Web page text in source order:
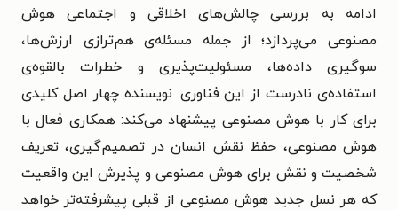
ادامه به بررسی چالش‌های اخلاقی و اجتماعی هوش
مصنوعی می‌پردازد؛ از جمله مسئله‌ی هم‌ترازی ارزش‌ها،
سوگیری داده‌ها، مسئولیت‌پذیری و خطرات بالقوه‌ی
استفاده‌ی نادرست از این فناوری. نویسنده چهار اصل کلیدی
برای کار با هوش مصنوعی پیشنهاد می‌کند: همکاری فعال با
هوش مصنوعی، حفظ نقش انسان در تصمیم‌گیری، تعریف
شخصیت و نقش برای هوش مصنوعی و پذیرش این واقعیت
که هر نسل جدید هوش مصنوعی از قبلی پیشرفته‌تر خواهد